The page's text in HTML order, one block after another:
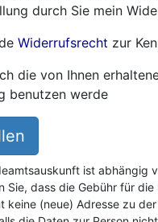
durch Sie mein
Widerrufsrecht zur
die von Ihnen
benutzen werde
ist
dass die Gebühr für
keine (neue) Adresse zu